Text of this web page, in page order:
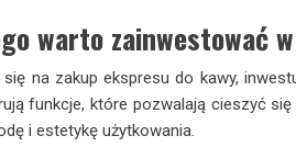
warto zainwestować
się na zakup ekspresu do kawy,
funkcje, które pozwalają cieszyć
i estetykę użytkowania.